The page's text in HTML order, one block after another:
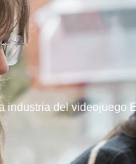
industria del videojuego